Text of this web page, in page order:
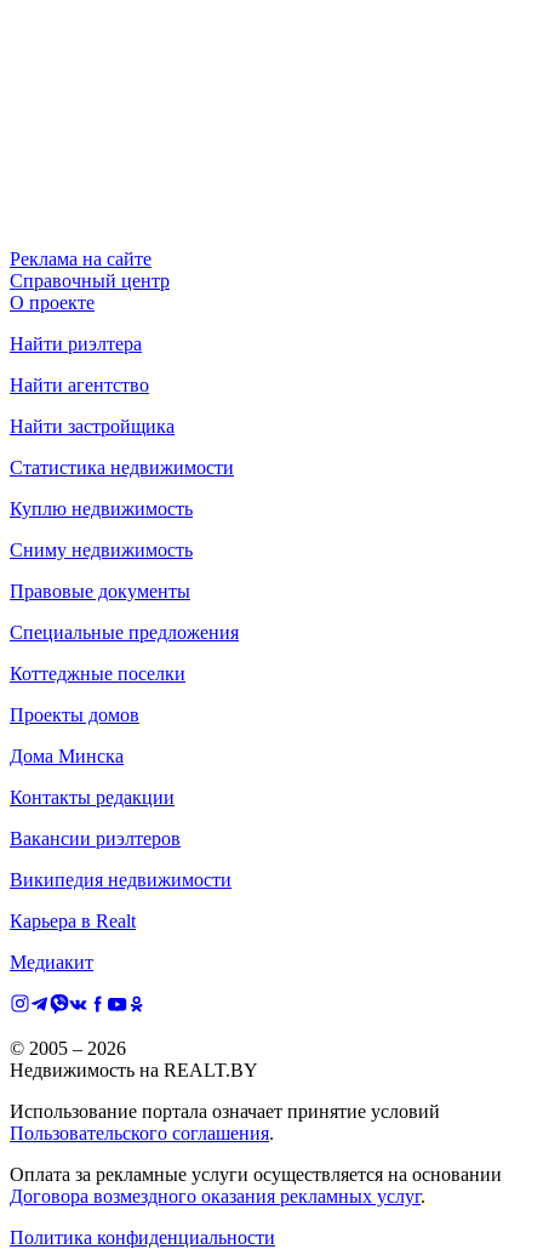
Реклама на сайте
Справочный центр
О проекте
Найти риэлтера
Найти агентство
Найти застройщика
Статистика недвижимости
Куплю недвижимость
Сниму недвижимость
Правовые документы
Специальные предложения
Коттеджные поселки
Проекты домов
Дома Минска
Контакты редакции
Вакансии риэлтеров
Википедия недвижимости
Карьера в Realt
Медиакит
© 2005 – 2026
Недвижимость на REALT.BY
Использование портала означает принятие условий
Пользовательского соглашения.
Оплата за рекламные услуги осуществляется на основании
Договора возмездного оказания рекламных услуг.
Политика конфиденциальности